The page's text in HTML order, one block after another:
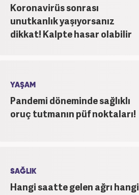
Koronavirüs sonrası
unutkanlık yaşıyorsanız
dikkat! Kalpte hasar olabilir
YAŞAM
Pandemi döneminde sağlıklı
oruç tutmanın püf noktaları!
SAĞLIK
Hangi saatte gelen ağrı hangi